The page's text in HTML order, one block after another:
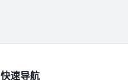
快速导航